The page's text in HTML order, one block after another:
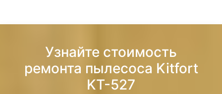
Узнайте стоимость
ремонта пылесоса Kitfort
KT-527